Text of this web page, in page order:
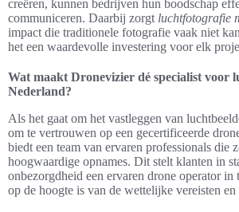
creëren, kunnen bedrijven hun boodschap
communiceren. Daarbij zorgt luchtfotografie
impact die traditionele fotografie vaak niet
het een waardevolle investering voor elk
Wat maakt Dronevizier dé specialist voor
Nederland?
Als het gaat om het vastleggen van
om te vertrouwen op een gecertificeerde
biedt een team van ervaren professionals die
hoogwaardige opnames. Dit stelt klanten in
onbezorgdheid een ervaren drone operator
op de hoogte is van de wettelijke vereisten